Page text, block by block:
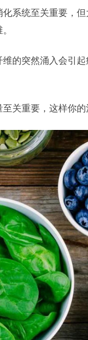
化系统至关重要，
的突然涌入会引
关重要，这样你